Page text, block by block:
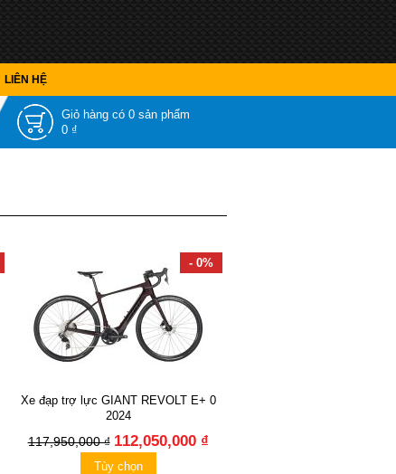
LIÊN HỆ
Giỏ hàng có 0 sản phẩm
0 ₫
- 0%
Xe đạp trợ lực GIANT REVOLT E+ 0
2024
117,950,000 ₫ 112,050,000 ₫
Tùy chọn